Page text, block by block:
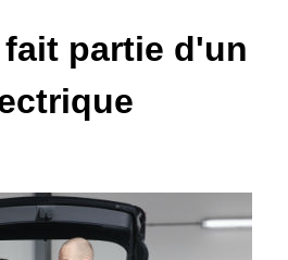
partie d'un